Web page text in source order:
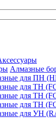
Алмазные
для ПН
для ТН
для ТН
для ТН
для УН